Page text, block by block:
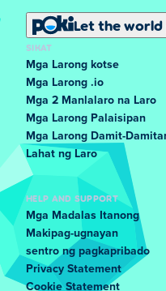
Let the world
SIKAT
Mga Larong kotse
Mga Larong .io
Mga 2 Manlalaro na Laro
Mga Larong Palaisipan
Mga Larong Damit-
Lahat ng Laro
HELP AND SUPPORT
Mga Madalas Itanong
Makipag-ugnayan
sentro ng pagkapribado
Privacy Statement
Cookie Statement